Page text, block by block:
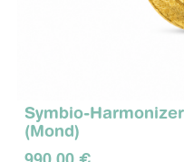
Symbio-
(Mond)